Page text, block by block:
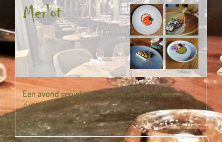
Een avond genieten 6-gangen (per persoon)
€155,00
Select Options Details